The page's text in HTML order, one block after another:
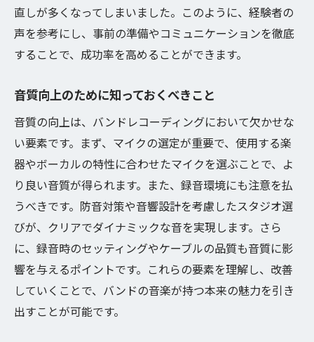
よくあるトラブルとその対処法
セットアップで音質が劇的に変わる理由
バンドの個性を最大限に引き出す録音テクニッ
バンドらしさを表現する録音方法
各楽器の特徴を活かしたマイキング
ボーカルの魅力を引き立てる録音術
ダイナミクスを活かした録音テクニック
サウンドの厚みを出すための工夫
録音時に重要なコミュニケーションの取り
方
より良いサウンドのためのバンドレコーディン
グガイド
理想の音を追求するためのヒント
直しが多くなってしまいました。このように、経験者の
声を参考にし、事前の準備やコミュニケーションを徹底
することで、成功率を高めることができます。
音質向上のために知っておくべきこと
音質の向上は、バンドレコーディングにおいて欠かせな
い要素です。まず、マイクの選定が重要で、使用する楽
器やボーカルの特性に合わせたマイクを選ぶことで、よ
り良い音質が得られます。また、録音環境にも注意を払
うべきです。防音対策や音響設計を考慮したスタジオ選
びが、クリアでダイナミックな音を実現します。さら
に、録音時のセッティングやケーブルの品質も音質に影
響を与えるポイントです。これらの要素を理解し、改善
していくことで、バンドの音楽が持つ本来の魅力を引き
出すことが可能です。